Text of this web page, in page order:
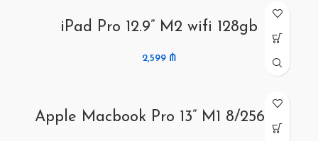
iPad Pro 12.9” M2 wifi 128gb
2,599 ₼
Apple Macbook Pro 13” M1 8/256gb